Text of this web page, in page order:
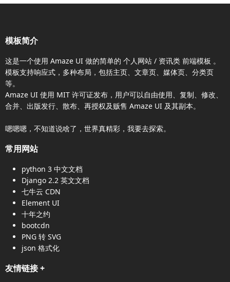
模板简介
这是一个使用 Amaze UI 做的简单的 个人网站 / 资讯类 前端模板 。
模板支持响应式，多种布局，包括主页、文章页、媒体页、分类页
等。
Amaze UI 使用 MIT 许可证发布，用户可以自由使用、复制、修改、
合并、出版发行、散布、再授权及贩售 Amaze UI 及其副本。
嗯嗯嗯，不知道说啥了，世界真精彩，我要去探索。
常用网站
python 3 中文文档
Django 2.2 英文文档
七牛云 CDN
Element UI
十年之约
bootcdn
PNG 转 SVG
json 格式化
友情链接+